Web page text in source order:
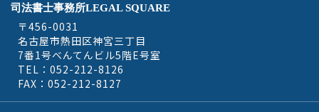
司法書士事務所LEGAL SQUARE
〒456-0031
名古屋市熱田区神宮三丁目
7番1号べんてんビル5階E号室
TEL：052-212-8126
FAX：052-212-8127